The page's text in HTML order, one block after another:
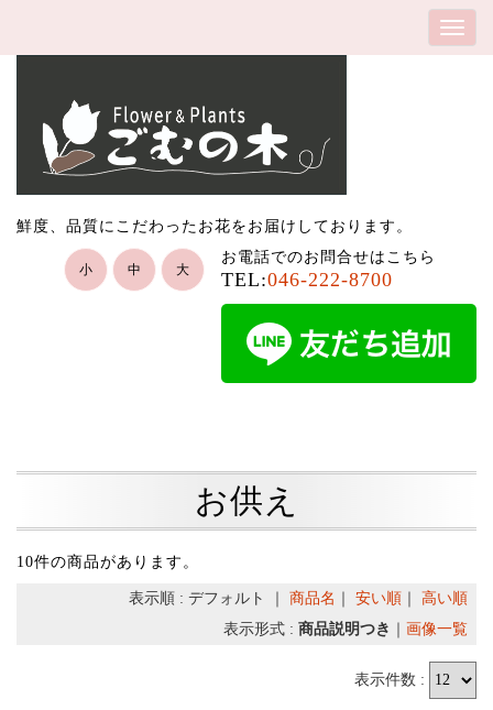
鮮度、品質にこだわったお花をお届けしております。
お電話でのお問合せはこちら
TEL:046-222-8700
小 中 大
お供え
10件の商品があります。
表示順 : デフォルト ｜ 商品名 安い順
高い順
表示形式 : 商品説明つき 画像一覧
表示件数 :